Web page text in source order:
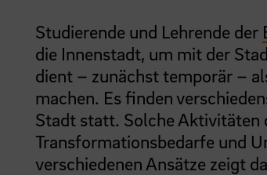
Studierende und Lehrende der
die Innenstadt, um mit der
dient – zunächst temporär –
machen. Es finden
Stadt statt. Solche Aktivitäten
Transformationsbedarfe und
verschiedenen Ansätze zeigt